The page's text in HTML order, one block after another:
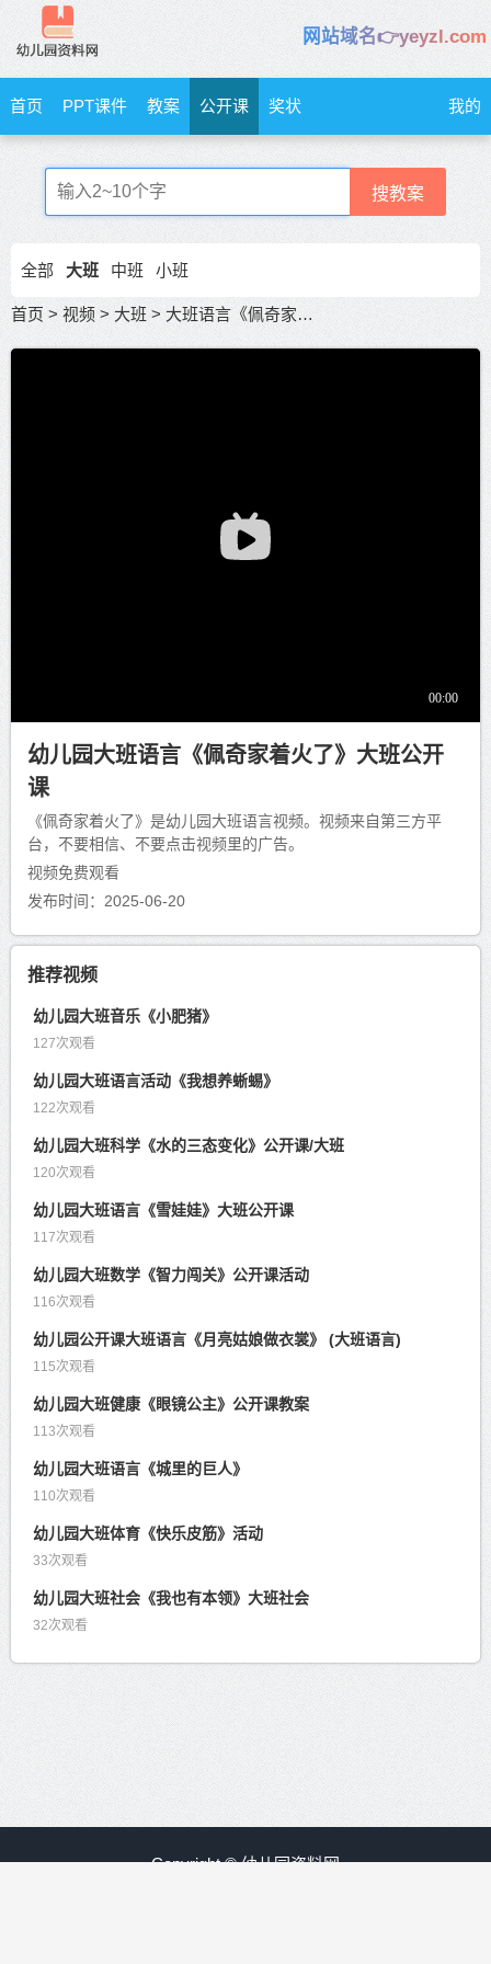
网站域名👉yeyzl.com
首页 PPT课件 教案 公开课 奖状 我的
搜教案
全部 大班 中班 小班
首页 > 视频 > 大班 > 大班语言《佩奇家着火了》大班公开课
幼儿园大班语言《佩奇家着火了》大班公开
课
《佩奇家着火了》是幼儿园大班语言视频。视频来自第三方平
台，不要相信、不要点击视频里的广告。
视频免费观看
发布时间：2025-06-20
推荐视频
幼儿园大班音乐《小肥猪》
127次观看
幼儿园大班语言活动《我想养蜥蜴》
122次观看
幼儿园大班科学《水的三态变化》公开课/大班
120次观看
幼儿园大班语言《雪娃娃》大班公开课
117次观看
幼儿园大班数学《智力闯关》公开课活动
116次观看
幼儿园公开课大班语言《月亮姑娘做衣裳》 (大班语言)
115次观看
幼儿园大班健康《眼镜公主》公开课教案
113次观看
幼儿园大班语言《城里的巨人》
110次观看
幼儿园大班体育《快乐皮筋》活动
33次观看
幼儿园大班社会《我也有本领》大班社会
32次观看
Copyright © 幼儿园资料网